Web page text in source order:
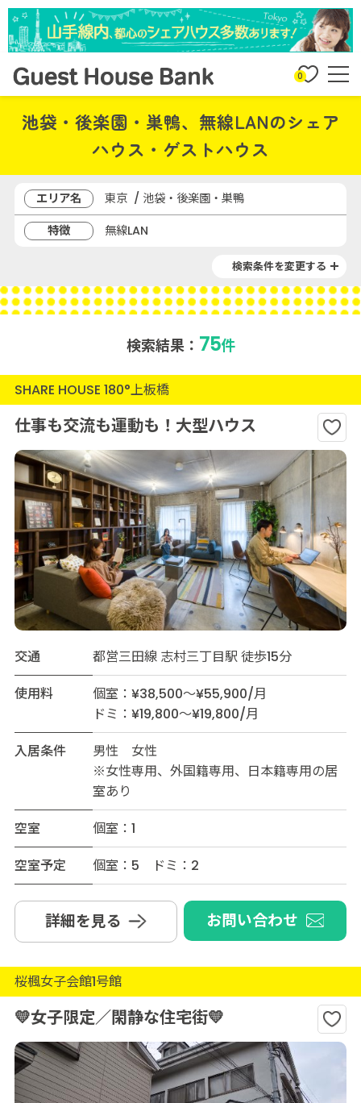
0
池袋・後楽園・巣鴨、無線LANのシェア
ハウス・ゲストハウス
エリア名
東京 / 池袋・後楽園・巣鴨
特徴
無線LAN
検索条件を変更する
検索結果： 75件
SHARE HOUSE 180°上板橋
仕事も交流も運動も！大型ハウス
交通
都営三田線 志村三丁目駅 徒歩15分
使用料
個室：¥38,500～¥55,900/月
ドミ：¥19,800～¥19,800/月
入居条件
男性 女性
※女性専用、外国籍専用、日本籍専用の居
室あり
空室
個室：1
空室予定
個室：5 ドミ：2
詳細を見る お問い合わせ
桜楓女子会館1号館
💛女子限定／閑静な住宅街💛